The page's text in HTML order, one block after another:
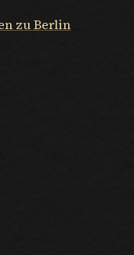
zu Berlin